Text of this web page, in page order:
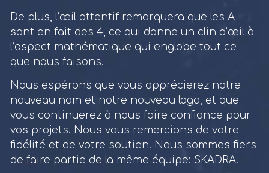
De plus, l’œil attentif remarquera que les A
sont en fait des 4, ce qui donne un clin d’œil à
l’aspect mathématique qui englobe tout ce
que nous faisons.
Nous espérons que vous apprécierez notre
nouveau nom et notre nouveau logo, et que
vous continuerez à nous faire confiance pour
vos projets. Nous vous remercions de votre
fidélité et de votre soutien. Nous sommes fiers
de faire partie de la même équipe: SKADRA.